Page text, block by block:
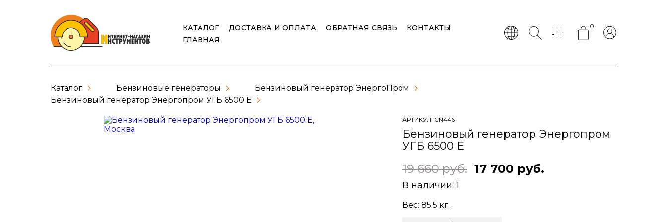
КАТАЛОГ ДОСТАВКА И ОПЛАТА ОБРАТНАЯ СВЯЗЬ
КОНТАКТЫ
ГЛАВНАЯ
0
Каталог Бензиновые генераторы
Бензиновый генератор ЭнергоПром
Бензиновый генератор Энергопром УГБ 6500 Е
АРТИКУЛ: CN446
Бензиновый генератор Энергопром
УГБ 6500 Е
19 660 руб. 17 700 руб.
В наличии:1
Вес: 85.5 кг.